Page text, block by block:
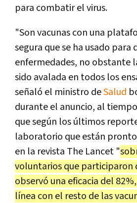
para combatir el virus.
"Son vacunas con una
segura que se ha usado para
enfermedades, no obstante
sido avalada en todos los
señaló el ministro deSalud
durante el anuncio, al
que según los últimos
laboratorio que están
en la revista The Lancet "
voluntarios que participaron
observó una eficacia del
línea con el resto de las